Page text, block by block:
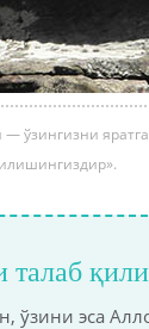
— ўзингизни
талаб
ўзини эса